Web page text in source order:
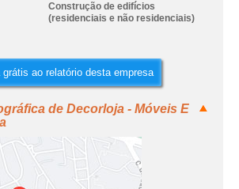
Construção de edifícios
(residenciais e não residenciais)
grátis ao relatório desta empresa
de Decorloja - Móveis E